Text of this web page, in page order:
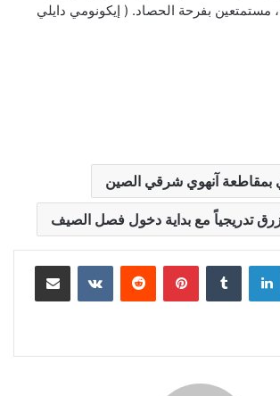
بفرحة الحصاد. ( إيكونومي دايلي
بمقاطعة آنهوي شرقي الصين
تدريجياً مع بداية دخول فصل الصيف
لينكدإن بينتيريست